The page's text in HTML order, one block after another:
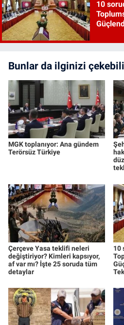
10
Bunlar da ilginizi
MGK toplanıyor: Ana gündem
Terörsüz Türkiye
Çerçeve Yasa teklifi neleri
değiştiriyor? Kimleri kapsıyor,
af var mı? İşte 25 soruda tüm
detaylar
10